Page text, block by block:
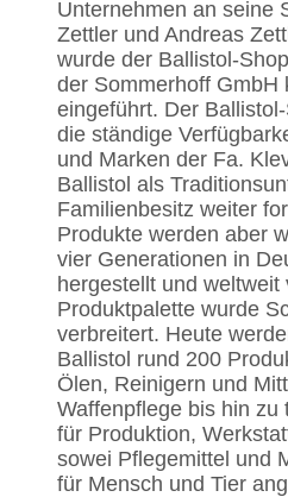
Unternehmen an seine
Zettler und Andreas
wurde der Ballistol-
der Sommerhoff GmbH
eingeführt. Der
die ständige
und Marken der Fa.
Ballistol als
Familienbesitz weiter
Produkte werden aber
vier Generationen in
hergestellt und weltweit
Produktpalette wurde
verbreitert. Heute
Ballistol rund 200
Ölen, Reinigern und
Waffenpflege bis hin zu
für Produktion,
sowei Pflegemittel und
für Mensch und Tier